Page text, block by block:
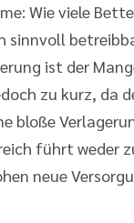
Wie viele
ist der
zu kurz, da
bloße
führt weder
neue